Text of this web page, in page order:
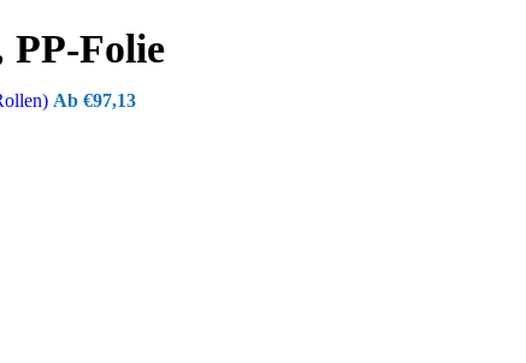
€97,13
PP-Folie